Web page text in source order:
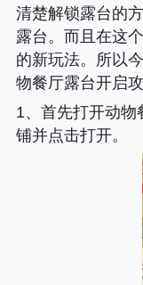
清楚解锁露台的
露台。而且在这
的新玩法。所以
物餐厅露台开启
1、首先打开动
铺并点击打开。